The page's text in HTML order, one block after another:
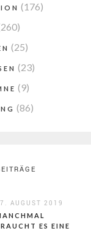
(176)
(25)
(23)
(9)
(86)
AUGUST 2019
ES EINE